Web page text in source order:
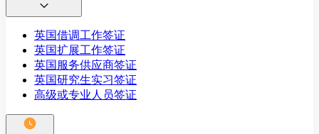
英国借调工作签证
英国扩展工作签证
英国服务供应商签证
英国研究生实习签证
高级或专业人员签证